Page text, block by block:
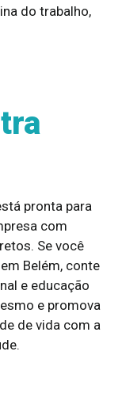
do trabalho,
pronta para
com
Se você
Belém, conte
e educação
e promova
de vida com a